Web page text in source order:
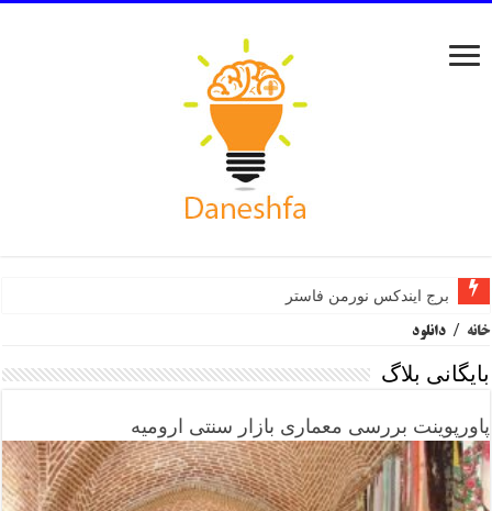
برج ایندکس نورمن فاستر
خانه / دانلود
بایگانی بلاگ
پاورپوینت بررسی معماری بازار سنتی ارومیه